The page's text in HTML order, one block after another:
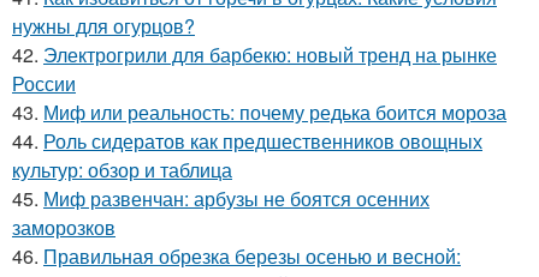
нужны для огурцов?
42. Электрогрили для барбекю: новый тренд на рынке
России
43. Миф или реальность: почему редька боится мороза
44. Роль сидератов как предшественников овощных
культур: обзор и таблица
45. Миф развенчан: арбузы не боятся осенних
заморозков
46. Правильная обрезка березы осенью и весной: